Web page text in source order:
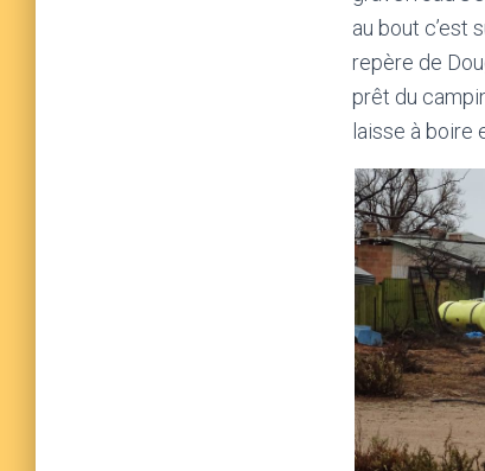
au bout c’est
repère de
prêt du
laisse à boire